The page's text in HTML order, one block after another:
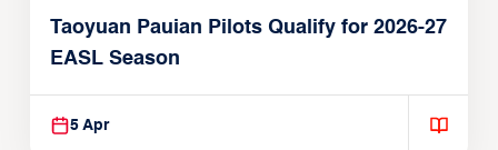
Taoyuan Pauian Pilots Qualify for 2026-27
EASL Season
5 Apr